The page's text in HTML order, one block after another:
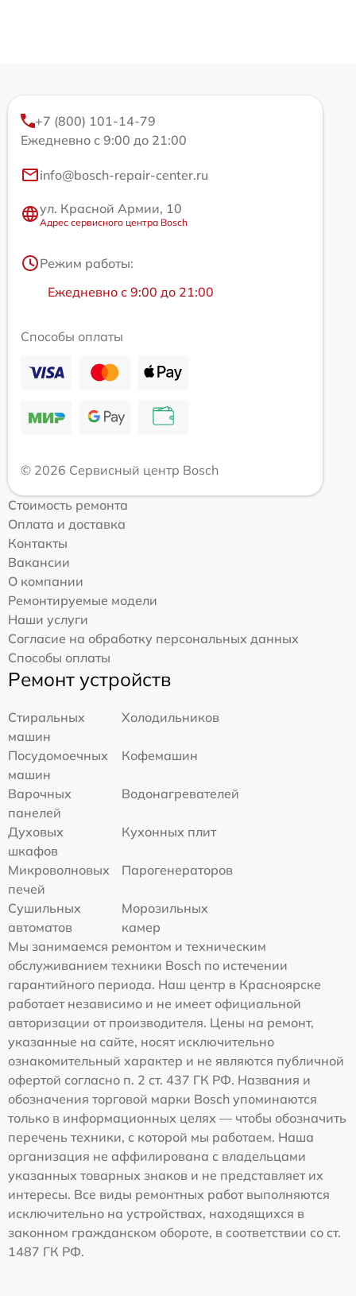
+7 (800) 101-14-79
Ежедневно с 9:00 до 21:00
info@bosch-repair-center.ru
ул. Красной Армии, 10
Адрес сервисного центра Bosch
Режим работы:
Ежедневно с 9:00 до 21:00
Способы оплаты
© 2026 Сервисный центр Bosch
Стоимость ремонта
Оплата и доставка
Контакты
Вакансии
О компании
Ремонтируемые модели
Наши услуги
Согласие на обработку персональных данных
Способы оплаты
Ремонт устройств
Стиральных
машин
Холодильников
Посудомоечных
машин
Кофемашин
Варочных
панелей
Водонагревателей
Духовых
шкафов
Кухонных плит
Микроволновых
печей
Парогенераторов
Сушильных
автоматов
Морозильных
камер
Мы занимаемся ремонтом и техническим
обслуживанием техники Bosch по истечении
гарантийного периода. Наш центр в Красноярске
работает независимо и не имеет официальной
авторизации от производителя. Цены на ремонт,
указанные на сайте, носят исключительно
ознакомительный характер и не являются публичной
офертой согласно п. 2 ст. 437 ГК РФ. Названия и
обозначения торговой марки Bosch упоминаются
только в информационных целях — чтобы обозначить
перечень техники, с которой мы работаем. Наша
организация не аффилирована с владельцами
указанных товарных знаков и не представляет их
интересы. Все виды ремонтных работ выполняются
исключительно на устройствах, находящихся в
законном гражданском обороте, в соответствии со ст.
1487 ГК РФ.